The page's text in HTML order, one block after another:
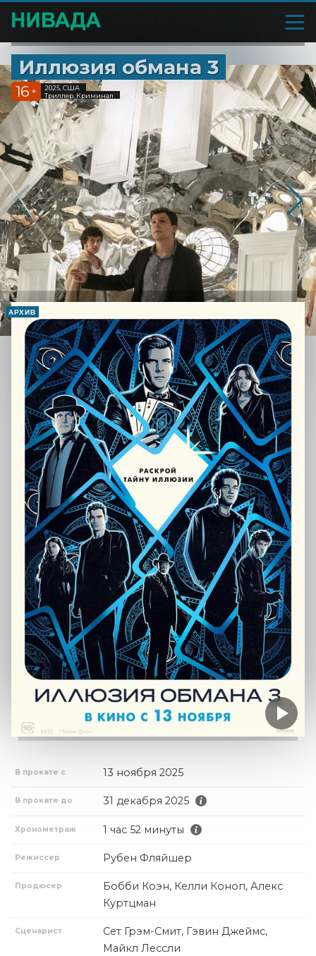
Иллюзия обмана 3
16 +
2025, США
Триллер, Криминал
АРХИВ
В прокате с 13 ноября 2025
В прокате до 31 декабря 2025
Хронометраж 1 час 52 минуты
Режиссер Рубен Фляйшер
Продюсер
Бобби Коэн, Келли Коноп, Алекс
Куртцман
Сценарист
Сет Грэм-Смит, Гэвин Джеймс,
Майкл Лессли